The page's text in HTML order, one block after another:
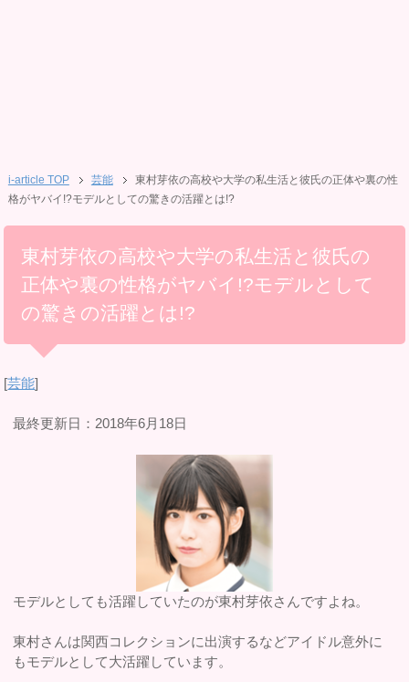
i-article TOP 芸能
東村芽依の高校や大学の私生活と彼氏の正体や裏の性
格がヤバイ!?モデルとしての驚きの活躍とは!?
東村芽依の高校や大学の私生活と彼氏の
正体や裏の性格がヤバイ!?モデルとして
の驚きの活躍とは!?
[芸能]
最終更新日：2018年6月18日
モデルとしても活躍していたのが東村芽依さんですよね。
東村さんは関西コレクションに出演するなどアイドル意外に
もモデルとして大活躍しています。